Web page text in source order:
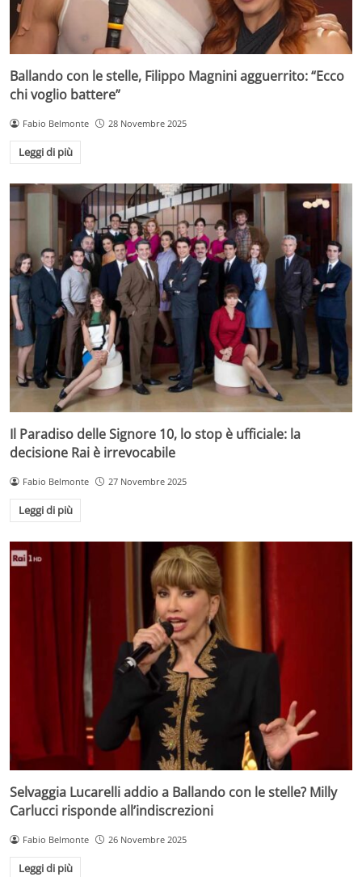
Ballando con le stelle, Filippo Magnini agguerrito: “Ecco
chi voglio battere”
Fabio Belmonte 28 Novembre 2025
Leggi di più
Il Paradiso delle Signore 10, lo stop è ufficiale: la
decisione Rai è irrevocabile
Fabio Belmonte 27 Novembre 2025
Leggi di più
Selvaggia Lucarelli addio a Ballando con le stelle? Milly
Carlucci risponde all’indiscrezioni
Fabio Belmonte 26 Novembre 2025
Leggi di più